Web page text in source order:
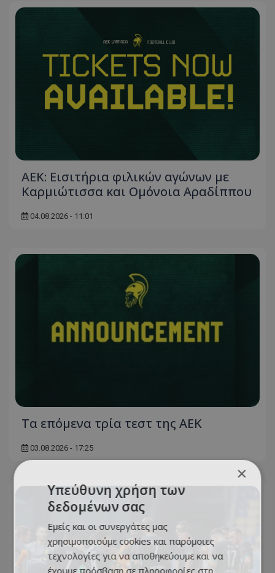
ΑΕΚ: Εισιτήρια φιλικών αγώνων με
Καρμιώτισσα και Ομόνοια Αραδίππου
04.08.2026 - 11:01
Τα επόμενα τρία τεστ της ΑΕΚ
03.08.2026 - 17:25
×
Υπεύθυνη χρήση των
δεδομένων σας
Εμείς και οι συνεργάτες μας
χρησιμοποιούμε cookies και παρόμοιες
τεχνολογίες για να αποθηκεύουμε και να
έχουμε πρόσβαση σε πληροφορίες στη